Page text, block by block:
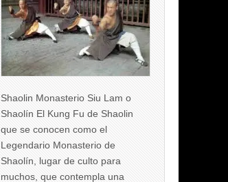
Shaolin Monasterio Siu Lam o
Shaolín El Kung Fu de Shaolin
que se conocen como el
Legendario Monasterio de
Shaolín, lugar de culto para
muchos, que contempla una